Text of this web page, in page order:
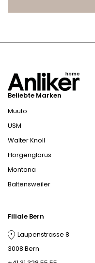
Beliebte Marken
Muuto
USM
Walter Knoll
Horgenglarus
Montana
Baltensweiler
Filiale Bern
Laupenstrasse 8
3008 Bern